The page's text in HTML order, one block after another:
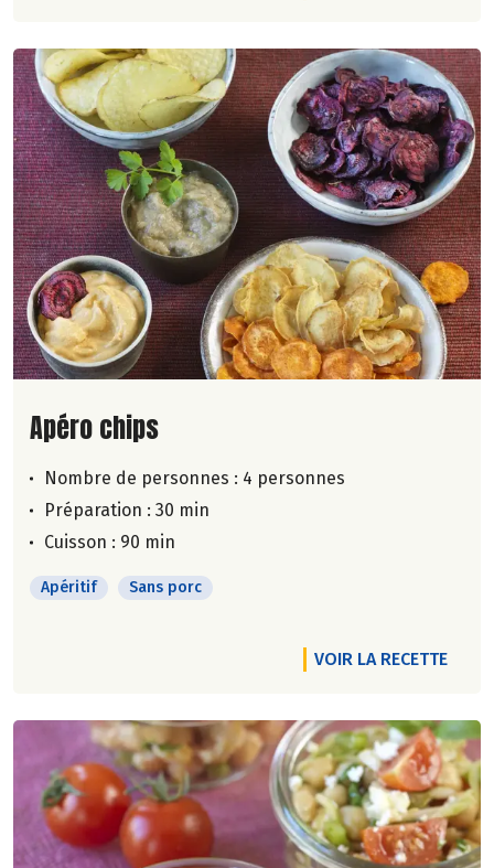
Lire la suite de la recette
Apéro chips
Nombre de personnes : 4 personnes
Préparation : 30 min
Cuisson : 90 min
Apéritif Sans porc
VOIR LA RECETTE